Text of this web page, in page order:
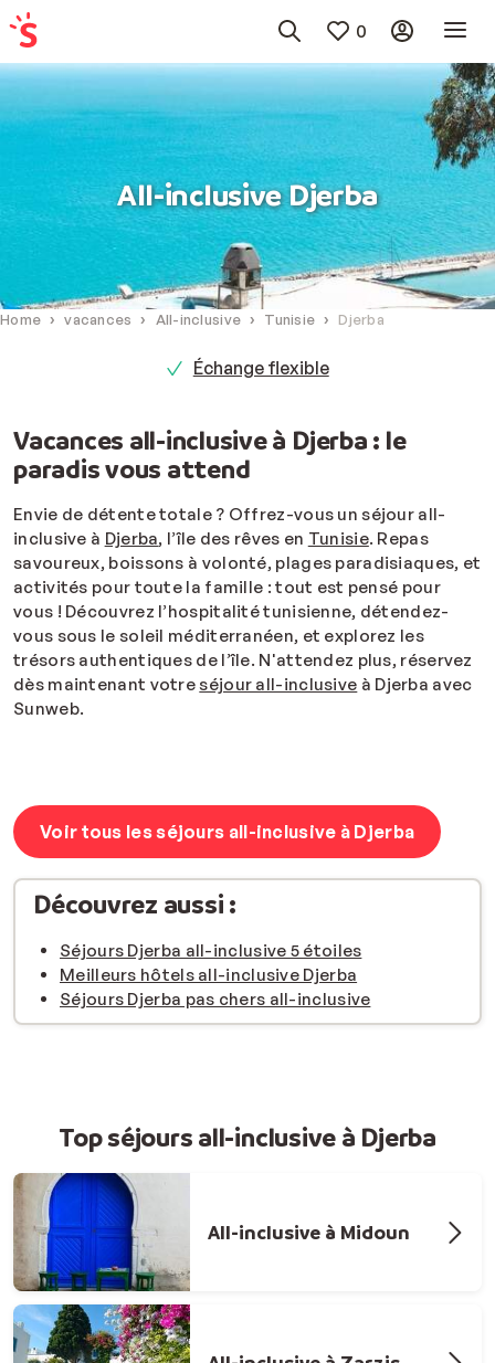
0
All-inclusive Djerba
Home vacances All-inclusive Tunisie Djerba
Échange flexible
Vacances all-inclusive à Djerba : le
paradis vous attend
Envie de détente totale ? Offrez-vous un séjour all-
inclusive à Djerba, l’île des rêves en Tunisie. Repas
savoureux, boissons à volonté, plages paradisiaques, et
activités pour toute la famille : tout est pensé pour
vous ! Découvrez l’hospitalité tunisienne, détendez-
vous sous le soleil méditerranéen, et explorez les
trésors authentiques de l’île. N'attendez plus, réservez
dès maintenant votreséjour all-inclusive à Djerba avec
Sunweb.
Voir tous les séjours all-inclusive à Djerba
Découvrez aussi :
Séjours Djerba all-inclusive 5 étoiles
Meilleurs hôtels all-inclusive Djerba
Séjours Djerba pas chers all-inclusive
Top séjours all-inclusive à Djerba
All-inclusive à Midoun